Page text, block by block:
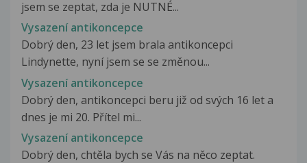
jsem se zeptat, zda je NUTNÉ...
Vysazení antikoncepce
Dobrý den, 23 let jsem brala antikoncepci
Lindynette, nyní jsem se se změnou...
Vysazení antikoncepce
Dobrý den, antikoncepci beru již od svých 16 let a
dnes je mi 20. Přítel mi...
Vysazení antikoncepce
Dobrý den, chtěla bych se Vás na něco zeptat.